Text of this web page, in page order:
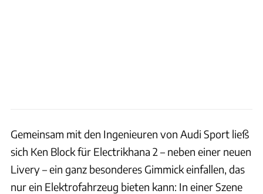
Gemeinsam mit den Ingenieuren von Audi Sport ließ
sich Ken Block für Electrikhana 2 – neben einer neuen
Livery – ein ganz besonderes Gimmick einfallen, das
nur ein Elektrofahrzeug bieten kann: In einer Szene